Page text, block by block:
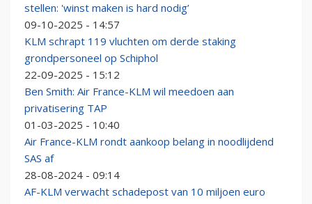
stellen: 'winst maken is hard nodig’
09-10-2025 - 14:57
KLM schrapt 119 vluchten om derde staking
grondpersoneel op Schiphol
22-09-2025 - 15:12
Ben Smith: Air France-KLM wil meedoen aan
privatisering TAP
01-03-2025 - 10:40
Air France-KLM rondt aankoop belang in noodlijdend
SAS af
28-08-2024 - 09:14
AF-KLM verwacht schadepost van 10 miljoen euro